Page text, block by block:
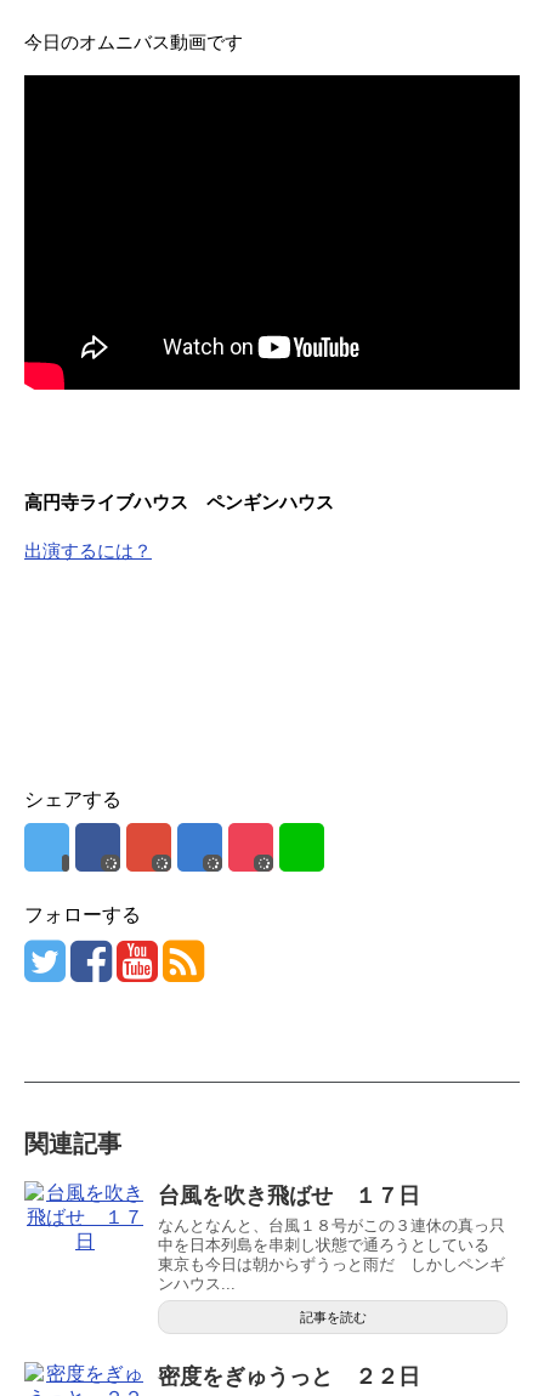
今日のオムニバス動画です
高円寺ライブハウス ペンギンハウス
出演するには？
シェアする
フォローする
関連記事
台風を吹き飛ばせ １７日
なんとなんと、台風１８号がこの３連休の真っ只
中を日本列島を串刺し状態で通ろうとしている
東京も今日は朝からずうっと雨だ しかしペンギ
ンハウス...
記事を読む
密度をぎゅうっと ２２日